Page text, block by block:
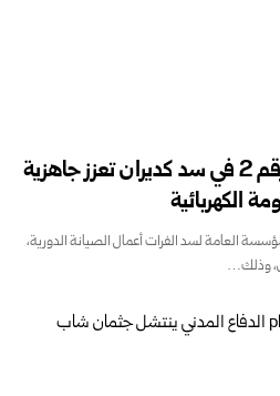
صيانة مجموعة التوليد رقم 2 في سد كديران تعزز جاهزية
الكهربائية
العامة لسد الفرات أعمال الصيانة الدورية،